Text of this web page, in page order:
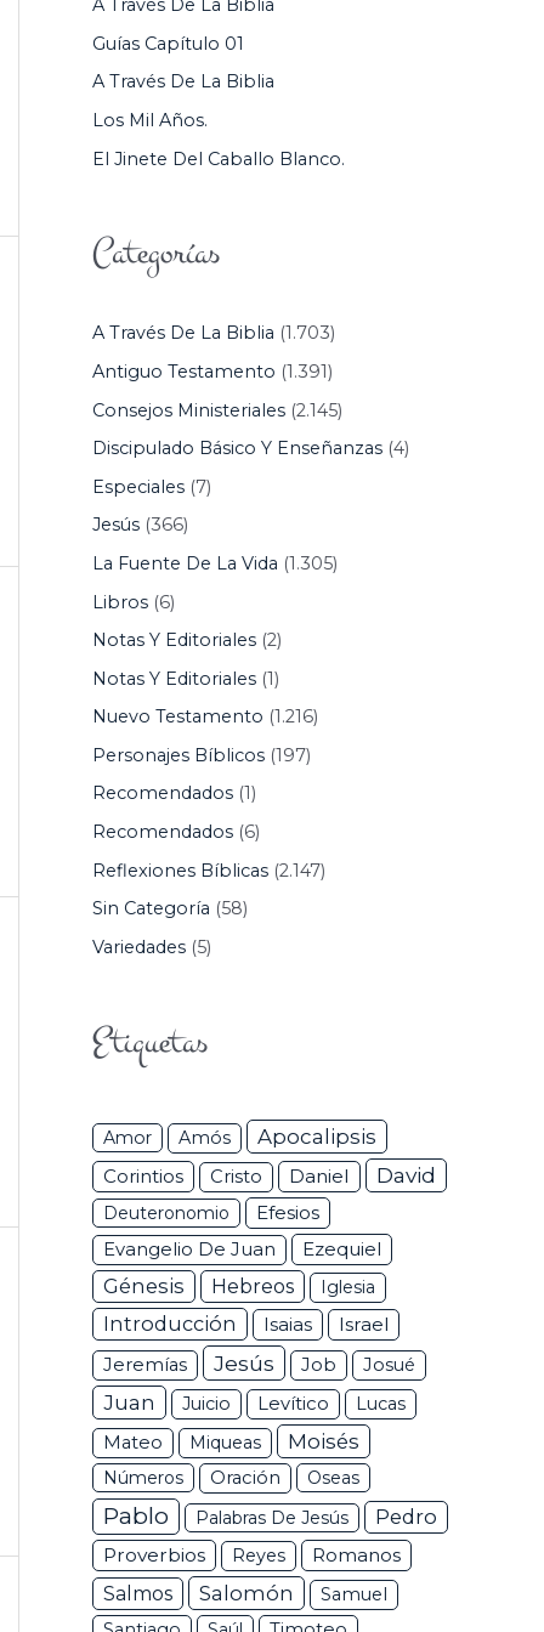
R
:
A Través De La Biblia
Guías Capítulo 01
A Través De La Biblia
Los Mil Años.
El Jinete Del Caballo Blanco.
Categorías
A Través De La Biblia (1.703)
Antiguo Testamento (1.391)
Consejos Ministeriales (2.145)
Discipulado Básico Y Enseñanzas (4)
Especiales (7)
Jesús (366)
La Fuente De La Vida (1.305)
Libros (6)
Notas Y Editoriales (2)
Notas Y Editoriales (1)
Nuevo Testamento (1.216)
Personajes Bíblicos (197)
Recomendados (1)
Recomendados (6)
Reflexiones Bíblicas (2.147)
Sin Categoría (58)
Variedades (5)
Etiquetas
Amor Amós Apocalipsis
Corintios Cristo Daniel David
Deuteronomio Efesios
Evangelio De Juan Ezequiel
Génesis Hebreos Iglesia
Introducción Isaias Israel
Jeremías Jesús Job Josué
Juan Juicio Levítico
Lucas
Mateo
Miqueas Moisés
Números Oración Oseas
Pablo Palabras De Jesús Pedro
Proverbios Reyes
Romanos
Salmos
Salomón
Samuel